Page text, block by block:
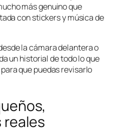
más genuino que
con stickers y música de
la cámara delantera o
un historial de todo lo que
que puedas revisarlo